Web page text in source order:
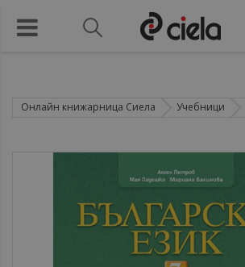
Онлайн книжарница Сиела Учебници